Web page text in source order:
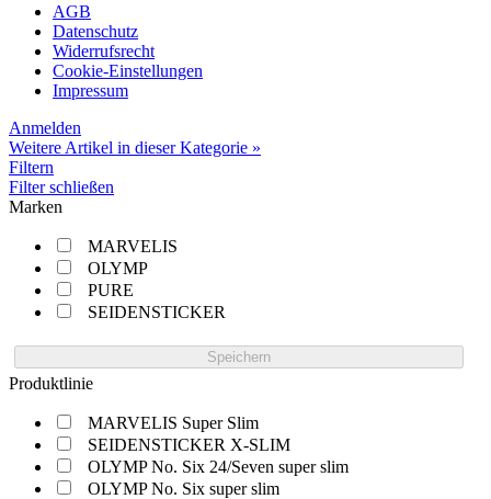
AGB
Datenschutz
Widerrufsrecht
Cookie-Einstellungen
Impressum
Anmelden
Weitere Artikel in dieser Kategorie »
Filtern
Filter schließen
Marken
MARVELIS
OLYMP
PURE
SEIDENSTICKER
Speichern
Produktlinie
MARVELIS Super Slim
SEIDENSTICKER X-SLIM
OLYMP No. Six 24/Seven super slim
OLYMP No. Six super slim